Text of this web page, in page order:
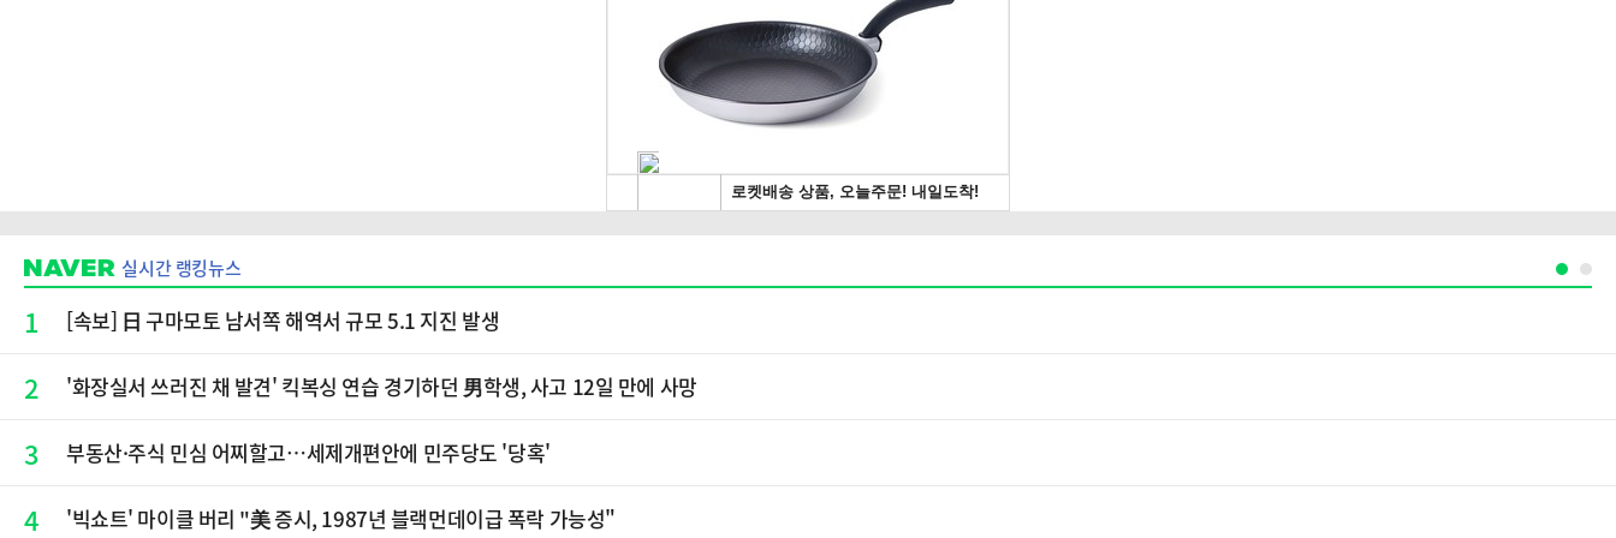
실시간 랭킹뉴스
1 [속보] 日 구마모토 남서쪽 해역서 규모 5.1 지진 발생
2 '화장실서 쓰러진 채 발견' 킥복싱 연습 경기하던 男학생, 사고 12일 만에 사망
3 부동산·주식 민심 어찌할고…세제개편안에 민주당도 '당혹'
4 '빅쇼트' 마이클 버리 "美 증시, 1987년 블랙먼데이급 폭락 가능성"